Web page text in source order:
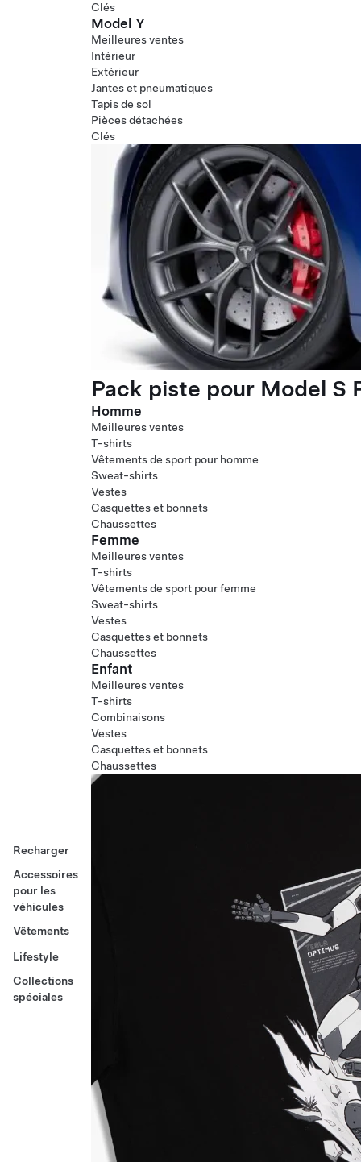
Recharger
Accessoires
pour les
véhicules
Vêtements
Lifestyle
Collections
spéciales
Clés
Model Y
Meilleures ventes
Intérieur
Extérieur
Jantes et pneumatiques
Tapis de sol
Pièces détachées
Clés
Pack piste pour Model S
Homme
Meilleures ventes
T-shirts
Vêtements de sport pour homme
Sweat-shirts
Vestes
Casquettes et bonnets
Chaussettes
Femme
Meilleures ventes
T-shirts
Vêtements de sport pour femme
Sweat-shirts
Vestes
Casquettes et bonnets
Chaussettes
Enfant
Meilleures ventes
T-shirts
Combinaisons
Vestes
Casquettes et bonnets
Chaussettes